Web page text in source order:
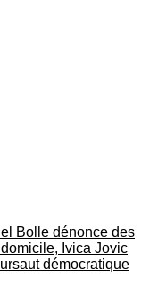
Bolle dénonce des
Ivica Jovic
démocratique